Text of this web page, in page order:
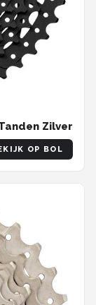
Zilver
OP BOL